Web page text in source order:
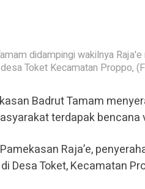
didampingi wakilnya
desa Toket Kecamatan Proppo,
Badrut Tamam
terdapak
Raja’e,
Desa Toket, Kecamatan